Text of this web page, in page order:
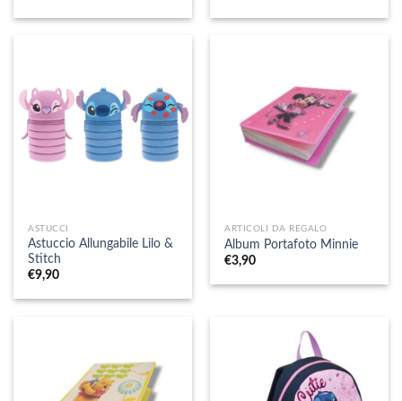
ASTUCCI
Astuccio Allungabile Lilo &
Stitch
€9,90
ARTICOLI DA REGALO
Album Portafoto Minnie
€3,90